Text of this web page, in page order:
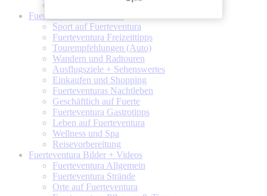
Fuerteventura
Sport auf Fuerteventura
Fuerteventura Freizeittipps
Tourempfehlungen (Auto)
Wandern und Radtouren
Ausflugsziele + Sehenswertes
Einkaufen und Shopping
Fuerteventuras Nachtleben
Geschäftlich auf Fuerte
Fuerteventura Gastrotipps
Leben auf Fuerteventura
Wellness und Spa
Reisevorbereitung
Fuerteventura Bilder + Videos
Fuerteventura Allgemein
Fuerteventura Strände
Orte auf Fuerteventura